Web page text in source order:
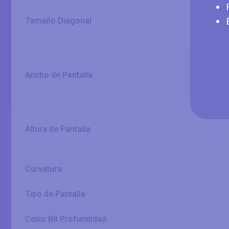
Tamaño Diagonal
Ancho de Pantalla
Altura de Pantalla
Curvatura
Tipo de Pantalla
Color Bit Profundidad